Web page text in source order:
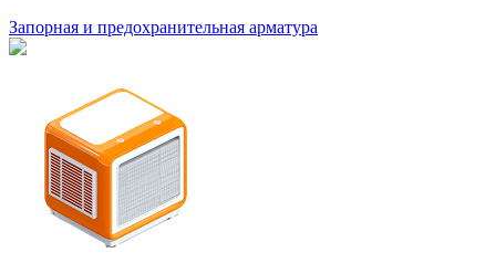
Запорная и предохранительная арматура